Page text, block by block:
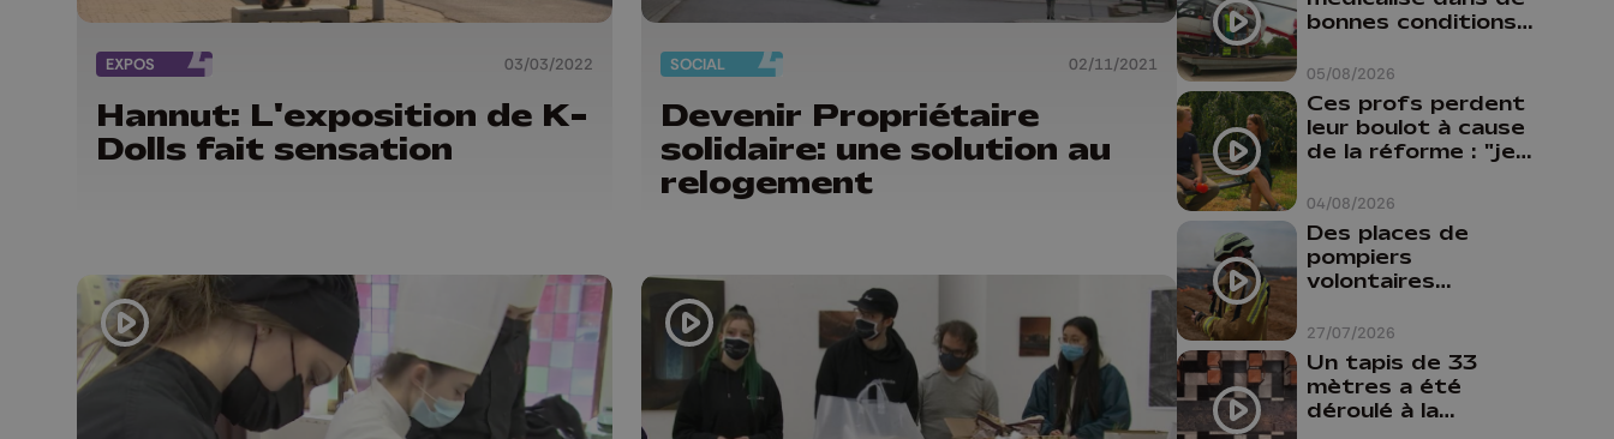
EXPOS 03/03/2022
Hannut: L'exposition de K-
Dolls fait sensation
SOCIAL 02/11/2021
Devenir Propriétaire
solidaire: une solution au
relogement
05/08/2026
bonnes conditions à
04/08/2026
Ces profs perdent
leur boulot à cause
de la réforme : "je
comme prof que
comme
pharmacienne"
27/07/2026
Des places de
pompiers
volontaires
province de Liège :
"Un citoyen qui
n'est formé ne
peut pas nous
aider"
Un tapis de 33
mètres a été
déroulé à la